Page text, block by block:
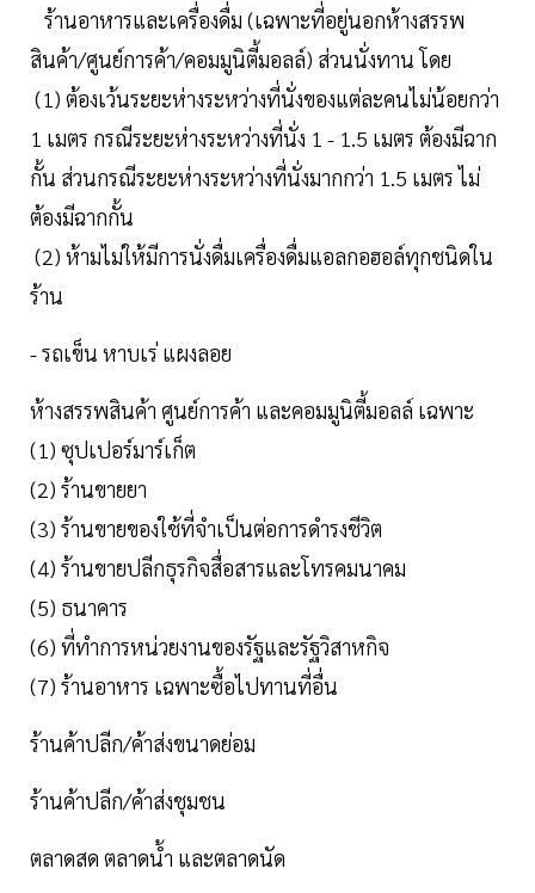
ร้านอาหารและเครื่องดื่ม (เฉพาะที่อยู่นอกห้างสรรพ
สินค้า/ศูนย์การค้า/คอมมูนิตี้มอลล์) ส่วนนั่งทาน โดย
(1) ต้องเว้นระยะห่างระหว่างที่นั่งของแต่ละคนไม่น้อยกว่า
1 เมตร กรณีระยะห่างระหว่างที่นั่ง 1 - 1.5 เมตร ต้องมีฉาก
กั้น ส่วนกรณีระยะห่างระหว่างที่นั่งมากกว่า 1.5 เมตร ไม่
ต้องมีฉากกั้น
(2) ห้ามไม่ให้มีการนั่งดื่มเครื่องดื่มแอลกอฮอล์ทุกชนิดใน
ร้าน
- รถเข็น หาบเร่ แผงลอย
ห้างสรรพสินค้า ศูนย์การค้า และคอมมูนิตี้มอลล์ เฉพาะ
(1) ซุปเปอร์มาร์เก็ต
(2) ร้านขายยา
(3) ร้านขายของใช้ที่จำเป็นต่อการดำรงชีวิต
(4) ร้านขายปลีกธุรกิจสื่อสารและโทรคมนาคม
(5) ธนาคาร
(6) ที่ทำการหน่วยงานของรัฐและรัฐวิสาหกิจ
(7) ร้านอาหาร เฉพาะซื้อไปทานที่อื่น
ร้านค้าปลีก/ค้าส่งขนาดย่อม
ร้านค้าปลีก/ค้าส่งชุมชน
ตลาดสด ตลาดน้ำ และตลาดนัด